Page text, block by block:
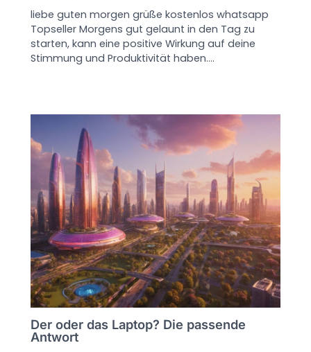
liebe guten morgen grüße kostenlos whatsapp
Topseller Morgens gut gelaunt in den Tag zu
starten, kann eine positive Wirkung auf deine
Stimmung und Produktivität haben.…
Der oder das Laptop? Die passende
Antwort